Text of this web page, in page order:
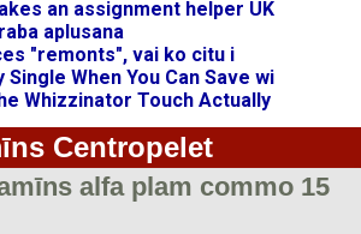
Centropelet
alfa plam commo 15